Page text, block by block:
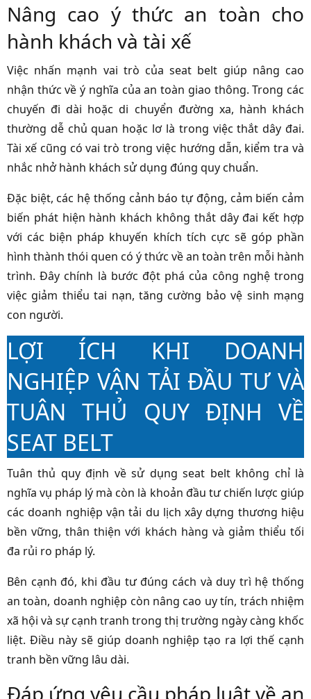
Nâng cao ý thức an toàn cho
hành khách và tài xế
Việc nhấn mạnh vai trò của seat belt giúp nâng cao
nhận thức về ý nghĩa của an toàn giao thông. Trong các
chuyến đi dài hoặc di chuyển đường xa, hành khách
thường dễ chủ quan hoặc lơ là trong việc thắt dây đai.
Tài xế cũng có vai trò trong việc hướng dẫn, kiểm tra và
nhắc nhở hành khách sử dụng đúng quy chuẩn.
Đặc biệt, các hệ thống cảnh báo tự động, cảm biến cảm
biến phát hiện hành khách không thắt dây đai kết hợp
với các biện pháp khuyến khích tích cực sẽ góp phần
hình thành thói quen có ý thức về an toàn trên mỗi hành
trình. Đây chính là bước đột phá của công nghệ trong
việc giảm thiểu tai nạn, tăng cường bảo vệ sinh mạng
con người.
LỢI ÍCH KHI DOANH
NGHIỆP VẬN TẢI ĐẦU TƯ VÀ
TUÂN THỦ QUY ĐỊNH VỀ
SEAT BELT
Tuân thủ quy định về sử dụng seat belt không chỉ là
nghĩa vụ pháp lý mà còn là khoản đầu tư chiến lược giúp
các doanh nghiệp vận tải du lịch xây dựng thương hiệu
bền vững, thân thiện với khách hàng và giảm thiểu tối
đa rủi ro pháp lý.
Bên cạnh đó, khi đầu tư đúng cách và duy trì hệ thống
an toàn, doanh nghiệp còn nâng cao uy tín, trách nhiệm
xã hội và sự cạnh tranh trong thị trường ngày càng khốc
liệt. Điều này sẽ giúp doanh nghiệp tạo ra lợi thế cạnh
tranh bền vững lâu dài.
Đáp ứng yêu cầu pháp luật về an